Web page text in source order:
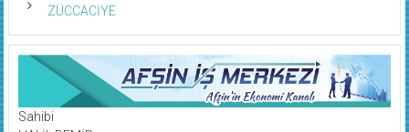
ZÜCCACİYE
Sahibi